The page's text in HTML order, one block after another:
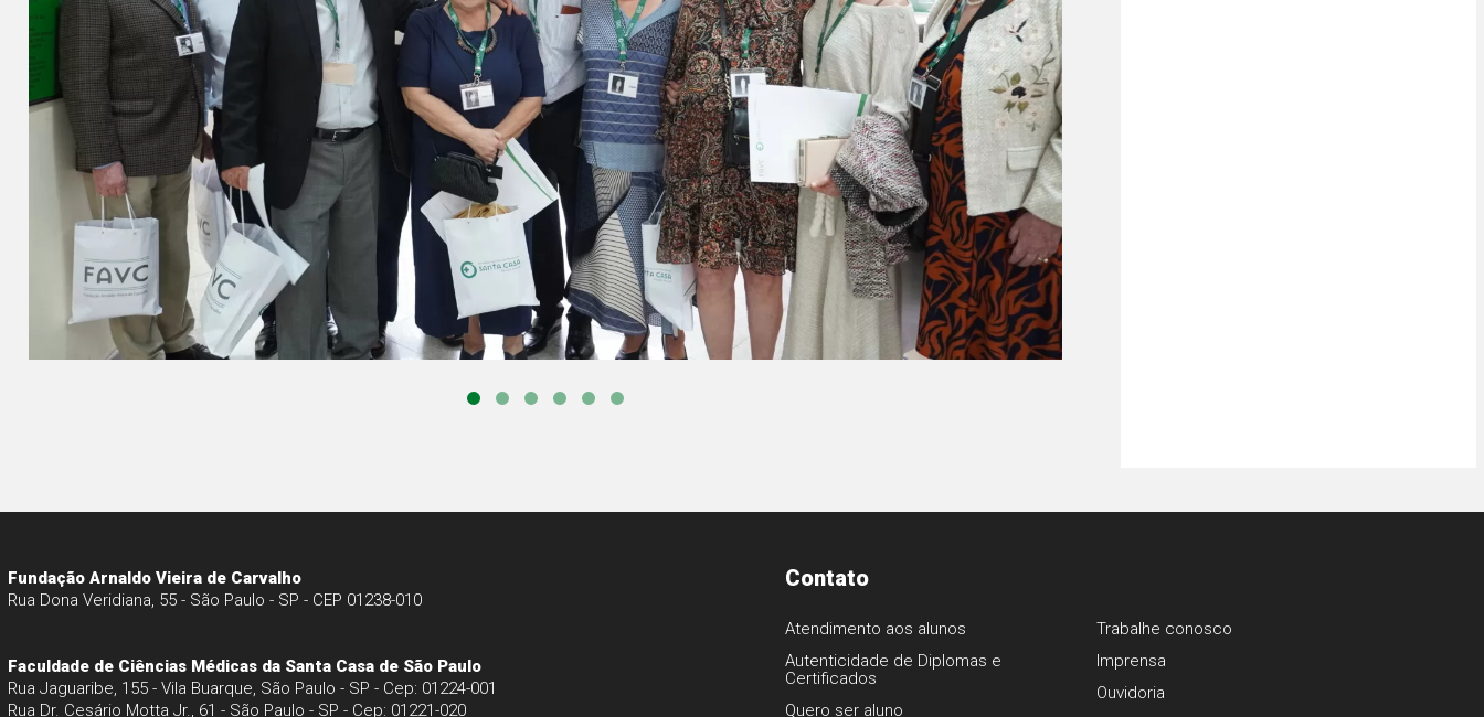
Fundação Arnaldo Vieira de Carvalho
Rua Dona Veridiana, 55 - São Paulo - SP - CEP 01238-010
Faculdade de Ciências Médicas da Santa Casa de São Paulo
Rua Jaguaribe, 155 - Vila Buarque, São Paulo - SP - Cep: 01224-001
Rua Dr. Cesário Motta Jr., 61 - São Paulo - SP - Cep: 01221-020
Contato
Atendimento aos alunos
Autenticidade de Diplomas e
Certificados
Quero ser aluno
Trabalhe conosco
Imprensa
Ouvidoria